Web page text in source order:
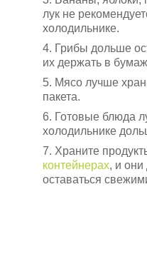
лук не
холодильнике.
4. Грибы дольше
их держать в
5. Мясо лучше
пакета.
6. Готовые блюда
холодильнике
7. Храните
контейнерах, и они
оставаться